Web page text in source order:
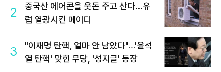
2
중국산 에어콘을 웃돈 주고 산다...유
럽 열광시킨 메이디
3
"이재명 탄핵, 얼마 안 남았다"...'윤석
열 탄핵' 맞힌 무당, '성지글' 등장